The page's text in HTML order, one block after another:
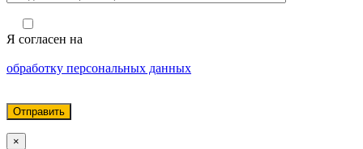
Я согласен на
обработку персональных данных
×